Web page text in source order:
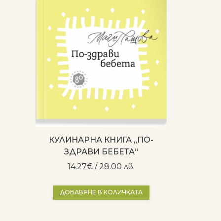
КУЛИНАРНА КНИГА „ПО-
ЗДРАВИ БЕБЕТА“
14.27€ / 28.00 лв.
ДОБАВЯНЕ В КОЛИЧКАТА